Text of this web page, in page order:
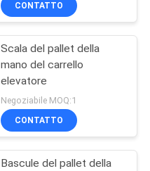
CONTATTO
Scala del pallet della
mano del carrello
elevatore
Negoziabile MOQ:1
CONTATTO
Bascule del pallet della